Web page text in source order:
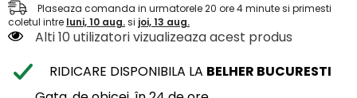
Plaseaza comanda in urmatorele20 ore4minutesi primesti
coletul intre luni, 10 aug.si joi, 13 aug.
Alti 10 utilizatori vizualizeaza acest produs
RIDICARE DISPONIBILA LA BELHER BUCURESTI